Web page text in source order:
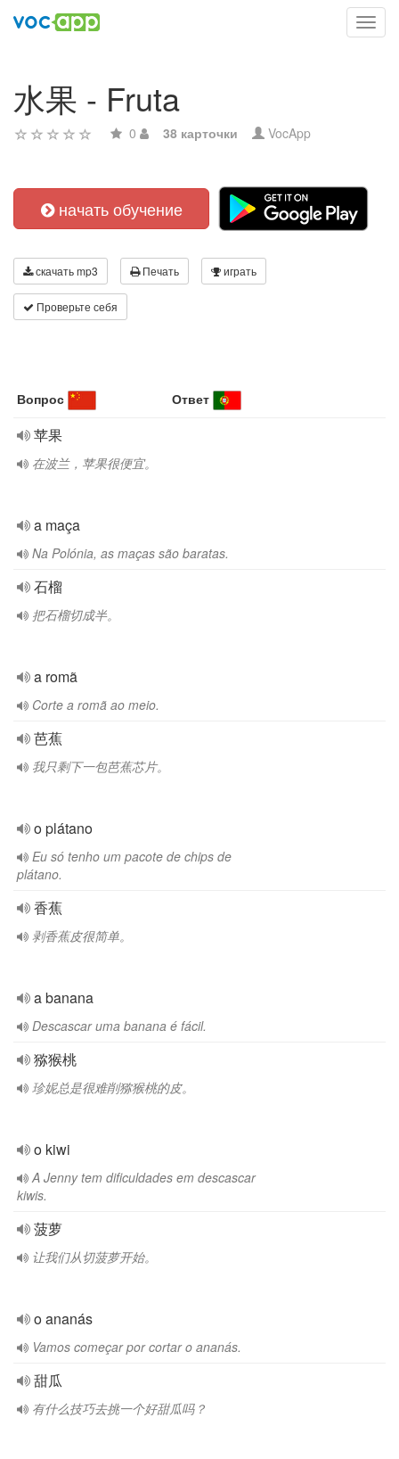
水果 - Fruta
0 38 карточки VocApp
начать обучение
скачать mp3 Печать играть
Проверьте себя
Вопрос Ответ
苹果
在波兰，苹果很便宜。
a maça
Na Polónia, as maças são baratas.
石榴
把石榴切成半。
a romã
Corte a romã ao meio.
芭蕉
我只剩下一包芭蕉芯片。
o plátano
Eu só tenho um pacote de chips de
plátano.
香蕉
剥香蕉皮很简单。
a banana
Descascar uma banana é fácil.
猕猴桃
珍妮总是很难削猕猴桃的皮。
o kiwi
A Jenny tem dificuldades em descascar
kiwis.
菠萝
让我们从切菠萝开始。
o ananás
Vamos começar por cortar o ananás.
甜瓜
有什么技巧去挑一个好甜瓜吗？